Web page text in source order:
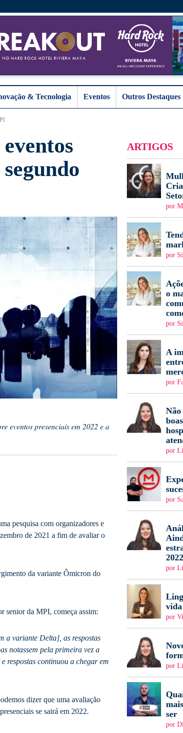
& Tecnologia Eventos Outros Destaques
eventos presenciais em 2022 e a
pesquisa com organizadores e
de 2021 a fim de avaliar o
da variante Ômicron do
senior da MPI, começa assim:
a variante Delta], as respostas
notassem pela primeira vez a
respostas continuou a chegar em
dizer que uma avaliação
se sairá em 2022.
ARTIGOS
por
por
o
por
A
por
Não
por
por
por
por
por
ser
por